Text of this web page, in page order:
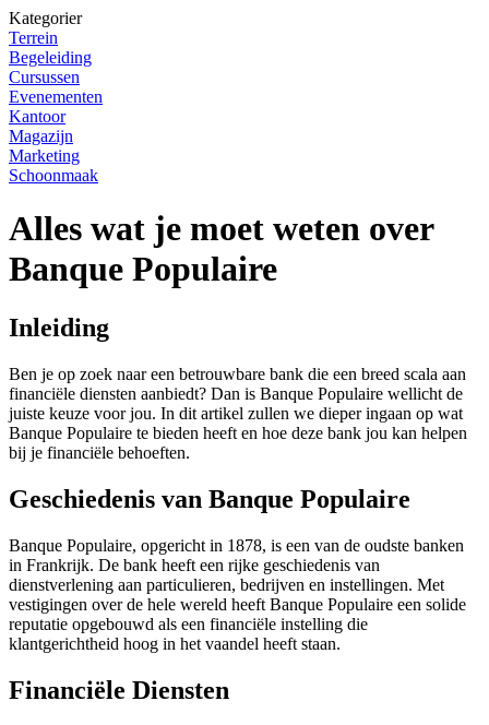
Kategorier
Terrein
Begeleiding
Cursussen
Evenementen
Kantoor
Magazijn
Marketing
Schoonmaak
Alles wat je moet weten over
Banque Populaire
Inleiding
Ben je op zoek naar een betrouwbare bank die een breed scala aan
financiële diensten aanbiedt? Dan is Banque Populaire wellicht de
juiste keuze voor jou. In dit artikel zullen we dieper ingaan op wat
Banque Populaire te bieden heeft en hoe deze bank jou kan helpen
bij je financiële behoeften.
Geschiedenis van Banque Populaire
Banque Populaire, opgericht in 1878, is een van de oudste banken
in Frankrijk. De bank heeft een rijke geschiedenis van
dienstverlening aan particulieren, bedrijven en instellingen. Met
vestigingen over de hele wereld heeft Banque Populaire een solide
reputatie opgebouwd als een financiële instelling die
klantgerichtheid hoog in het vaandel heeft staan.
Financiële Diensten